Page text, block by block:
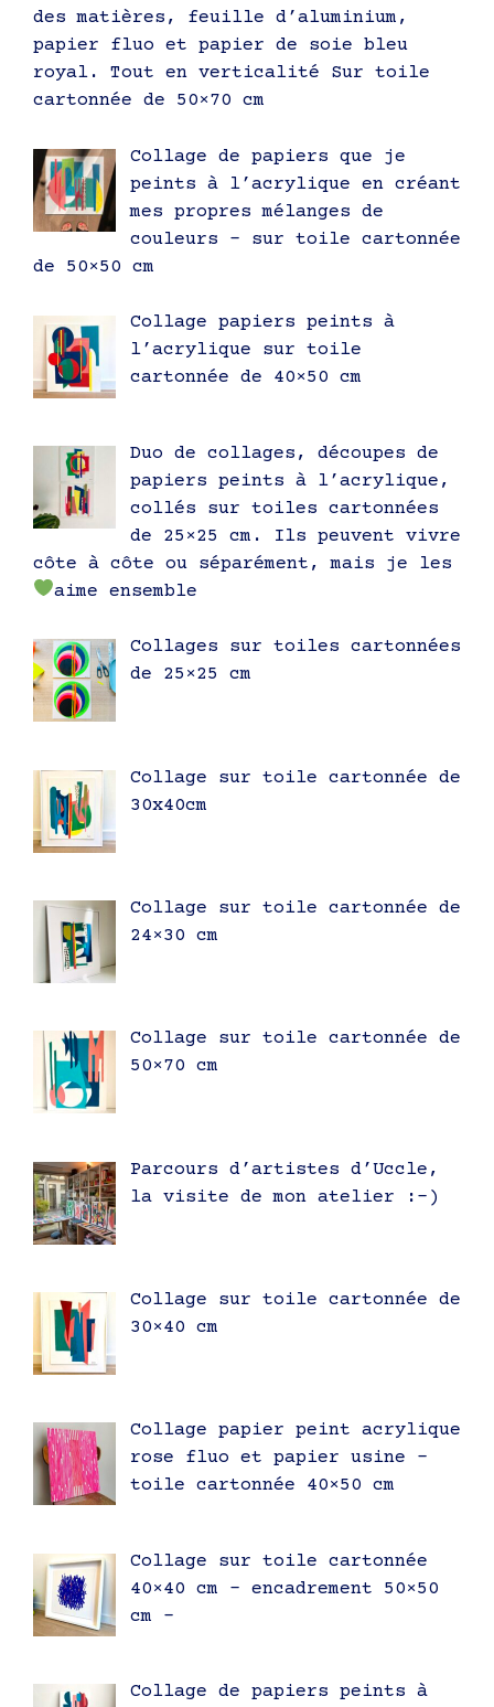
des matières, feuille d’aluminium,
papier fluo et papier de soie bleu
royal. Tout en verticalité Sur toile
cartonnée de 50×70 cm
Collage de papiers que je
peints à l’acrylique en créant
mes propres mélanges de
couleurs – sur toile cartonnée
de 50×50 cm
Collage papiers peints à
l’acrylique sur toile
cartonnée de 40×50 cm
Duo de collages, découpes de
papiers peints à l’acrylique,
collés sur toiles cartonnées
de 25×25 cm. Ils peuvent vivre
côte à côte ou séparément, mais je les
aime ensemble
Collages sur toiles cartonnées
de 25×25 cm
Collage sur toile cartonnée de
30x40cm
Collage sur toile cartonnée de
24×30 cm
Collage sur toile cartonnée de
50×70 cm
Parcours d’artistes d’Uccle,
la visite de mon atelier :-)
Collage sur toile cartonnée de
30×40 cm
Collage papier peint acrylique
rose fluo et papier usine –
toile cartonnée 40×50 cm
Collage sur toile cartonnée
40×40 cm – encadrement 50×50
cm –
Collage de papiers peints à